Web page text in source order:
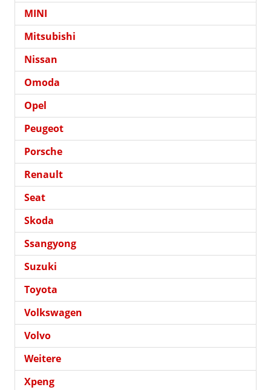
MINI
Mitsubishi
Nissan
Omoda
Opel
Peugeot
Porsche
Renault
Seat
Skoda
Ssangyong
Suzuki
Toyota
Volkswagen
Volvo
Weitere
Xpeng